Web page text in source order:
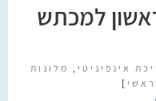
למכתש
אינפיניטי , מלונות
]